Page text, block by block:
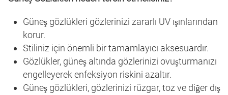
Güneş gözlükleri gözlerinizi zararlı UV ışınlarından
korur.
Stiliniz için önemli bir tamamlayıcı aksesuardır.
Gözlükler, güneş altında gözlerinizi ovuşturmanızı
engelleyerek enfeksiyon riskini azaltır.
Güneş gözlükleri, gözlerinizi rüzgar, toz ve diğer dış